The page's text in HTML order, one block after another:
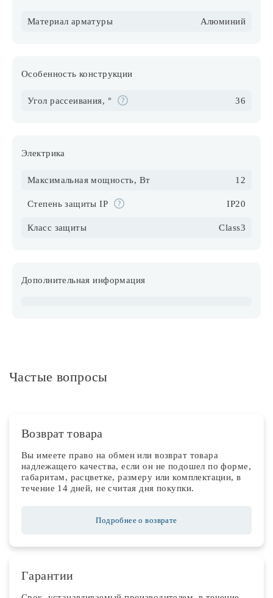
Материал арматуры Алюминий
Особенность конструкции
Угол рассеивания, ° 36
Электрика
Максимальная мощность, Вт 12
Степень защиты IP IP20
Класс защиты Class3
Дополнительная информация
Частые вопросы
Возврат товара
Вы имеете право на обмен или возврат товара
надлежащего качества, если он не подошел по форме,
габаритам, расцветке, размеру или комплектации, в
течение 14 дней, не считая дня покупки.
Подробнее о возврате
Гарантии